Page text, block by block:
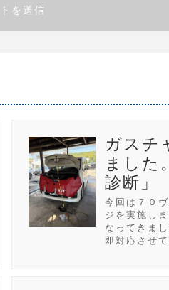
ガスチ
ました
診断」
今回は７０
ジを実施しま
なってきま
即対応させ